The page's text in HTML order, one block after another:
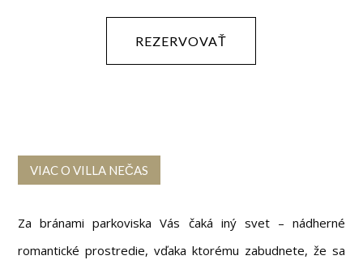
REZERVOVAŤ
VIAC O VILLA NEČAS
Za bránami parkoviska Vás čaká iný svet – nádherné
romantické prostredie, vďaka ktorému zabudnete, že sa